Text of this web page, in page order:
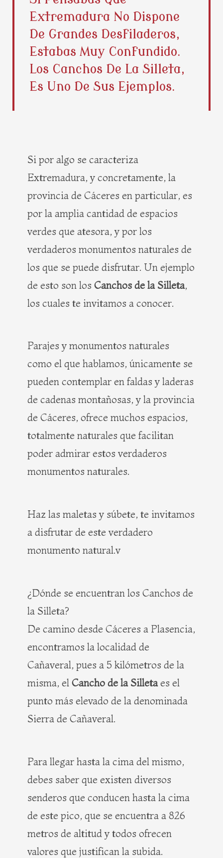
b
o
o
i
t
t
r
e
r
e
t
g
r
a
m
Extremadura No Dispone
De Grandes Desfiladeros,
Estabas Muy Confundido.
Los Canchos De La Silleta,
Es Uno De Sus Ejemplos.
Si por algo se caracteriza
Extremadura, y concretamente, la
provincia de Cáceres en particular, es
por la amplia cantidad de espacios
verdes que atesora, y por los
verdaderos monumentos naturales de
los que se puede disfrutar. Un ejemplo
de esto son los Canchos de la Silleta,
los cuales te invitamos a conocer.
Parajes y monumentos naturales
como el que hablamos, únicamente se
pueden contemplar en faldas y laderas
de cadenas montañosas, y la provincia
de Cáceres, ofrece muchos espacios,
totalmente naturales que facilitan
poder admirar estos verdaderos
monumentos naturales.
Haz las maletas y súbete, te invitamos
a disfrutar de este verdadero
monumento natural.v
¿Dónde se encuentran los Canchos de
la Silleta?
De camino desde Cáceres a Plasencia,
encontramos la localidad de
Cañaveral, pues a 5 kilómetros de la
misma, el Cancho de la Silletaes el
punto más elevado de la denominada
Sierra de Cañaveral.
Para llegar hasta la cima del mismo,
debes saber que existen diversos
senderos que conducen hasta la cima
de este pico, que se encuentra a 826
metros de altitud y todos ofrecen
valores que justifican la subida.